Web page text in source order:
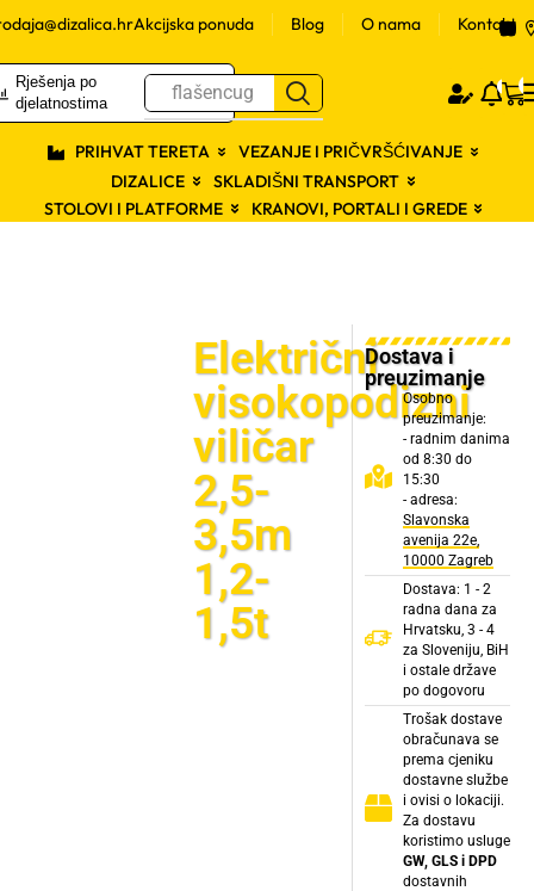
Akcijska ponuda Blog O nama Kontakt
Rješenja po
djelatnostima
flašencug
se
0 0
PRIHVAT TERETA
VEZANJE I PRIČVRŠĆIVANJE
DIZALICE
SKLADIŠNI TRANSPORT
STOLOVI I PLATFORME
KRANOVI, PORTALI I GREDE
Električni
visokopodizni
viličar
2,5-
3,5m
1,2-
1,5t
Dostava i
preuzimanje
Osobno
preuzimanje:
- radnim danima
od 8:30 do
15:30
- adresa:
Slavonska
avenija 22e,
10000 Zagreb
Dostava: 1 - 2
radna dana za
Hrvatsku, 3 - 4
za Sloveniju, BiH
i ostale države
po dogovoru
Trošak dostave
obračunava se
prema cjeniku
dostavne službe
i ovisi o lokaciji.
Za dostavu
koristimo usluge
GW, GLS i DPD
dostavnih